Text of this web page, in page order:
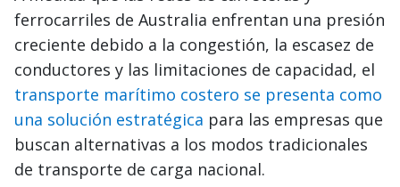
ferrocarriles de Australia enfrentan una presión
creciente debido a la congestión, la escasez de
conductores y las limitaciones de capacidad, el
transporte marítimo costero se presenta como
una solución estratégica para las empresas que
buscan alternativas a los modos tradicionales
de transporte de carga nacional.